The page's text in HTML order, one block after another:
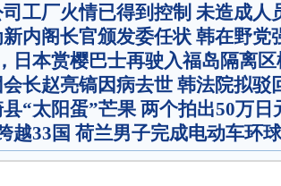
工厂火情已得到控制 未造成人
内阁长官颁发委任状 韩在野党
日本赏樱巴士再驶入福岛隔离
长赵亮镐因病去世 韩法院拟驳
县“太阳蛋”芒果 两个拍出50万日
越33国 荷兰男子完成电动车环